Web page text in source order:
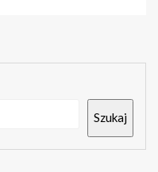
Szukaj